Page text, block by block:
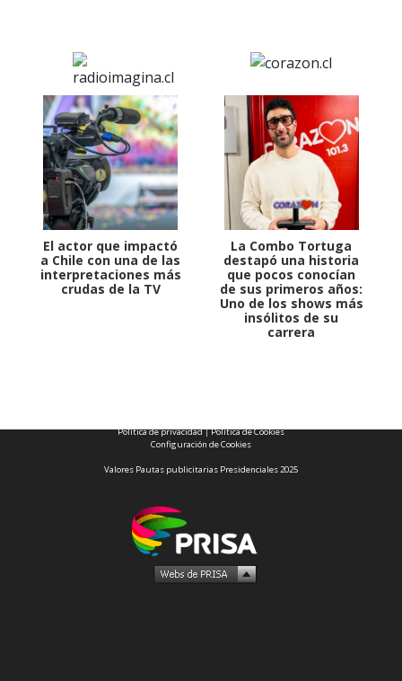
El actor que impactó
a Chile con una de las
interpretaciones más
crudas de la TV
La Combo Tortuga
destapó una historia
que pocos conocían
de sus primeros años:
Uno de los shows más
insólitos de su
carrera
Política de privacidad|Política de Cookies
Configuración de Cookies
Valores Pautas publicitarias Presidenciales 2025